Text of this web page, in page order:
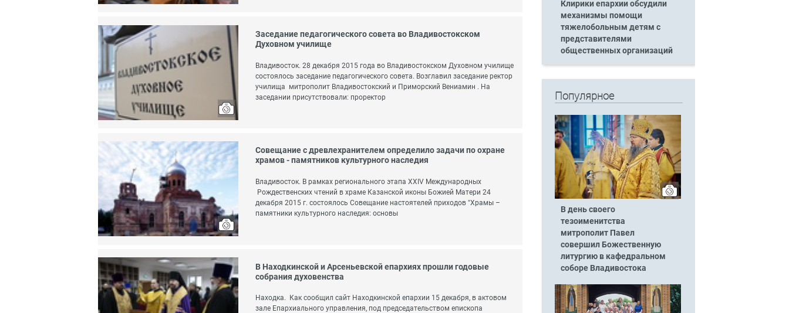
Заседание педагогического совета во Владивостокском
Духовном училище
Владивосток. 28 декабря 2015 года во Владивостокском Духовном училище
состоялось заседание педагогического совета. Возглавил заседание ректор
училища митрополит Владивостокский и Приморский Вениамин . На
заседании присутствовали: проректор
Совещание с древлехранителем определило задачи по охране
храмов - памятников культурного наследия
Владивосток. В рамках регионального этапа XXIV Международных
Рождественских чтений в храме Казанской иконы Божией Матери 24
декабря 2015 г. состоялось Совещание настоятелей приходов "Храмы –
памятники культурного наследия: основы
В Находкинской и Арсеньевской епархиях прошли годовые
собрания духовенства
Находка. Как сообщил сайт Находкинской епархии 15 декабря, в актовом
зале Епархиального управления, под председательством епископа
Клирики епархии обсудили
механизмы помощи
тяжелобольным детям с
представителями
общественных организаций
Популярное
В день своего
тезоименитства
митрополит Павел
совершил Божественную
литургию в кафедральном
соборе Владивостока